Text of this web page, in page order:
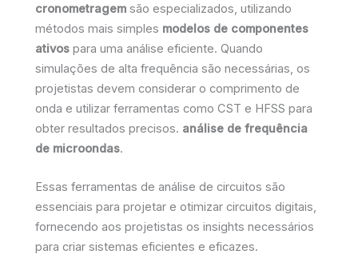
cronometragem são especializados, utilizando
métodos mais simples modelos de componentes
ativos para uma análise eficiente. Quando
simulações de alta frequência são necessárias, os
projetistas devem considerar o comprimento de
onda e utilizar ferramentas como CST e HFSS para
obter resultados precisos. análise de frequência
de microondas.
Essas ferramentas de análise de circuitos são
essenciais para projetar e otimizar circuitos digitais,
fornecendo aos projetistas os insights necessários
para criar sistemas eficientes e eficazes.